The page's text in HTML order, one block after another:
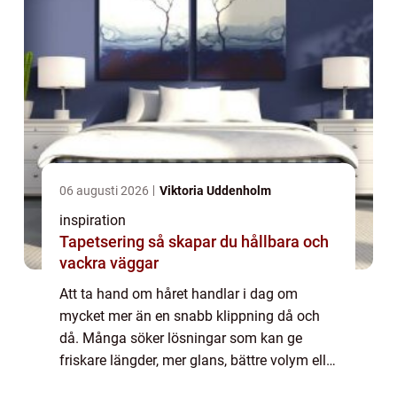
06 augusti 2026 Viktoria Uddenholm
inspiration
Tapetsering så skapar du hållbara och
vackra väggar
Att ta hand om håret handlar i dag om
mycket mer än en snabb klippning då och
då. Många söker lösningar som kan ge
friskare längder, mer glans, bättre volym eller